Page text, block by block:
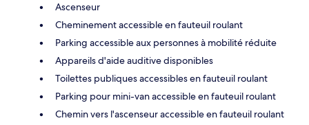
Ascenseur
Cheminement accessible en fauteuil roulant
Parking accessible aux personnes à mobilité réduite
Appareils d'aide auditive disponibles
Toilettes publiques accessibles en fauteuil roulant
Parking pour mini-van accessible en fauteuil roulant
Chemin vers l'ascenseur accessible en fauteuil roulant